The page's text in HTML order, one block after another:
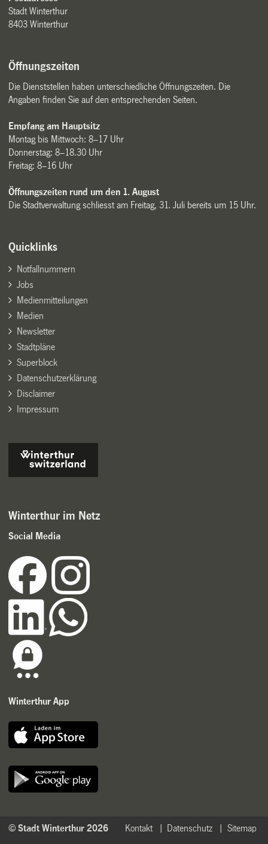
Stadt Winterthur
8403 Winterthur
Öffnungszeiten
Die Dienststellen haben unterschiedliche Öffnungszeiten. Die
Angaben finden Sie auf den entsprechenden Seiten.
Empfang am Hauptsitz
Montag bis Mittwoch: 8–17 Uhr
Donnerstag: 8–18.30 Uhr
Freitag: 8–16 Uhr
Öffnungszeiten rund um den 1. August
Die Stadtverwaltung schliesst am Freitag, 31. Juli bereits um 15 Uhr.
Quicklinks
Notfallnummern
Jobs
Medienmitteilungen
Medien
Newsletter
Stadtpläne
Superblock
Datenschutzerklärung
Disclaimer
Impressum
Winterthur im Netz
Social Media
Winterthur App
Sitemap
Datenschutz
Kontakt
© Stadt Winterthur 2026